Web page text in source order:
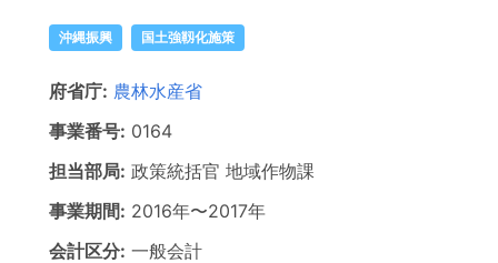
沖縄振興 国土強靱化施策
府省庁: 農林水産省
事業番号: 0164
担当部局: 政策統括官 地域作物課
事業期間: 2016年〜2017年
会計区分: 一般会計